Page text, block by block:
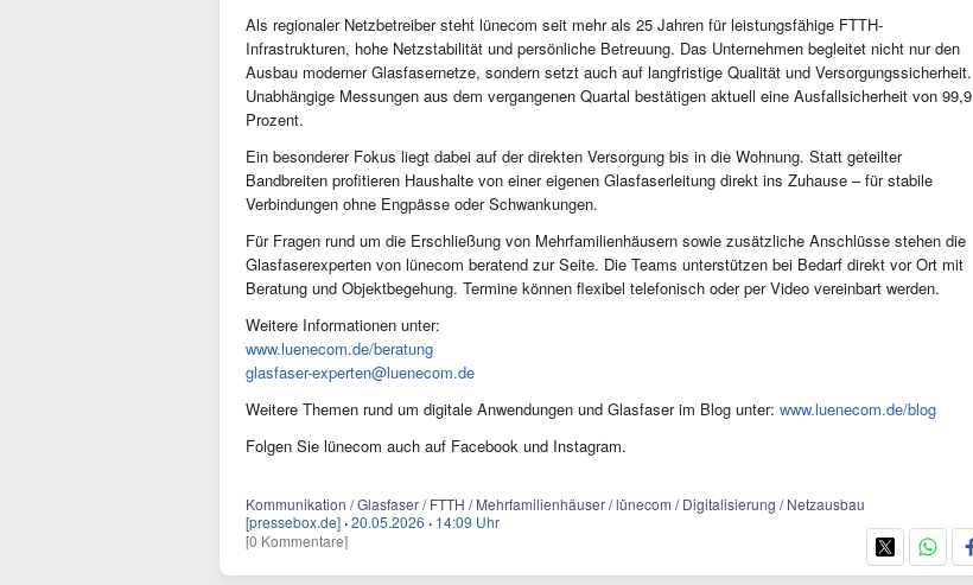
Als regionaler Netzbetreiber steht lünecom seit mehr als 25 Jahren für leistungsfähige FTTH-
Infrastrukturen, hohe Netzstabilität und persönliche Betreuung. Das Unternehmen begleitet nicht nur den
Ausbau moderner Glasfasernetze, sondern setzt auch auf langfristige Qualität und Versorgungssicherheit.
Unabhängige Messungen aus dem vergangenen Quartal bestätigen aktuell eine Ausfallsicherheit von 99,9
Prozent.
Ein besonderer Fokus liegt dabei auf der direkten Versorgung bis in die Wohnung. Statt geteilter
Bandbreiten profitieren Haushalte von einer eigenen Glasfaserleitung direkt ins Zuhause – für stabile
Verbindungen ohne Engpässe oder Schwankungen.
Für Fragen rund um die Erschließung von Mehrfamilienhäusern sowie zusätzliche Anschlüsse stehen die
Glasfaserexperten von lünecom beratend zur Seite. Die Teams unterstützen bei Bedarf direkt vor Ort mit
Beratung und Objektbegehung. Termine können flexibel telefonisch oder per Video vereinbart werden.
Weitere Informationen unter:
www.luenecom.de/beratung
glasfaser-experten@luenecom.de
Weitere Themen rund um digitale Anwendungen und Glasfaser im Blog unter: www.luenecom.de/blog
Folgen Sie lünecom auch auf Facebook und Instagram.
Kommunikation / Glasfaser / FTTH / Mehrfamilienhäuser / lünecom / Digitalisierung / Netzausbau
[pressebox.de] ·20.05.2026 · 14:09 Uhr
[0 Kommentare]